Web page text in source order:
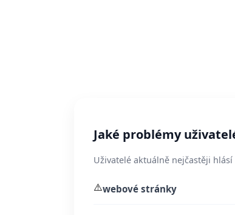
Jaké problémy
Uživatelé aktuálně nejčastěji
⚠️webové stránky